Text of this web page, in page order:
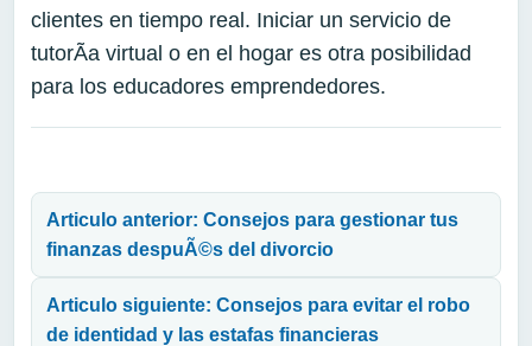
clientes en tiempo real. Iniciar un servicio de
tutorÃ­a virtual o en el hogar es otra posibilidad
para los educadores emprendedores.
Articulo anterior: Consejos para gestionar tus
finanzas despuÃ©s del divorcio
Articulo siguiente: Consejos para evitar el robo
de identidad y las estafas financieras